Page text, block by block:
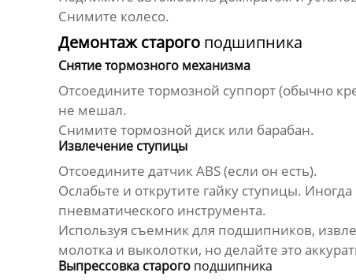
Снимите колесо.
Демонтаж старого подшипника
Снятие тормозного механизма
Отсоедините тормозной суппорт (обычно
не мешал.
Снимите тормозной диск или барабан.
Извлечение ступицы
Отсоедините датчик ABS (если он есть).
Ослабьте и открутите гайку ступицы.
пневматического инструмента.
Используя съемник для подшипников,
молотка и выколотки, но делайте это
Выпрессовка старого подшипника